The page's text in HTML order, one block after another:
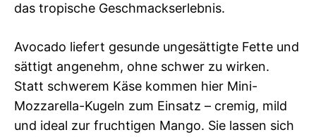
das tropische Geschmackserlebnis.
Avocado liefert gesunde ungesättigte Fette und
sättigt angenehm, ohne schwer zu wirken.
Statt schwerem Käse kommen hier Mini-
Mozzarella-Kugeln zum Einsatz – cremig, mild
und ideal zur fruchtigen Mango. Sie lassen sich